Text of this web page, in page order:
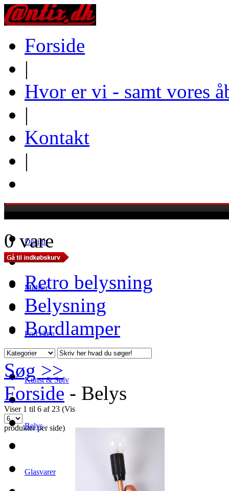
Forside
|
Hvor er vi - samt vores
|
Kontakt
|
Design
Møbler
Porcelæn
Kunst & Sølv
Belys
Glasvarer
0 vare
Retro belysning
Belysning
Bordlamper
Søg >>
Forside - Belys
Viser 1 til 6 af 23 (Vis
produkter per side)